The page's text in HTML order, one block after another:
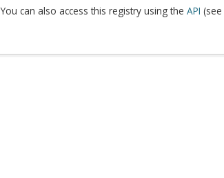
You can also access this registry using the API (see